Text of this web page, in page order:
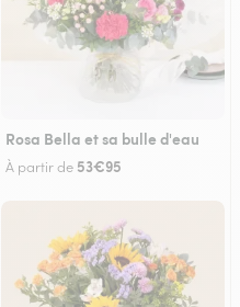
Rosa Bella et sa bulle d'eau
À partir de 53€95